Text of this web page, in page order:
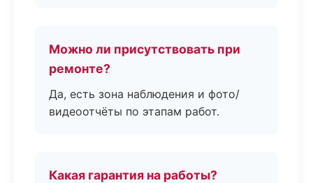
Можно ли присутствовать при
ремонте?
Да, есть зона наблюдения и фото/
видеоотчёты по этапам работ.
Какая гарантия на работы?